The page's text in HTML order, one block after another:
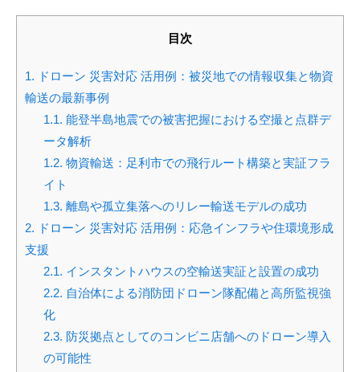
目次
1. ドローン 災害対応 活用例：被災地での情報収集と物資
輸送の最新事例
1.1. 能登半島地震での被害把握における空撮と点群デ
ータ解析
1.2. 物資輸送：足利市での飛行ルート構築と実証フラ
イト
1.3. 離島や孤立集落へのリレー輸送モデルの成功
2. ドローン 災害対応 活用例：応急インフラや住環境形成
支援
2.1. インスタントハウスの空輸送実証と設置の成功
2.2. 自治体による消防団ドローン隊配備と高所監視強
化
2.3. 防災拠点としてのコンビニ店舗へのドローン導入
の可能性